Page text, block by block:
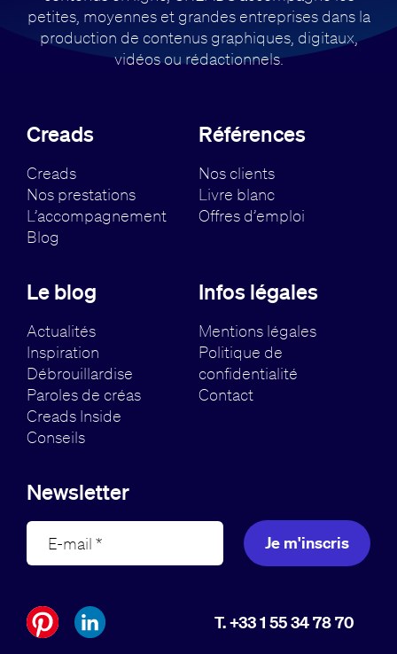
petites, moyennes et grandes entreprises dans la
production de contenus graphiques, digitaux,
vidéos ou rédactionnels.
Creads
Creads
Nos prestations
L’accompagnement
Blog
Références
Nos clients
Livre blanc
Offres d’emploi
Le blog
Actualités
Inspiration
Débrouillardise
Paroles de créas
Creads Inside
Conseils
Infos légales
Mentions légales
Politique de
confidentialité
Contact
Newsletter
Je m'inscris
T. +33 1 55 34 78 70